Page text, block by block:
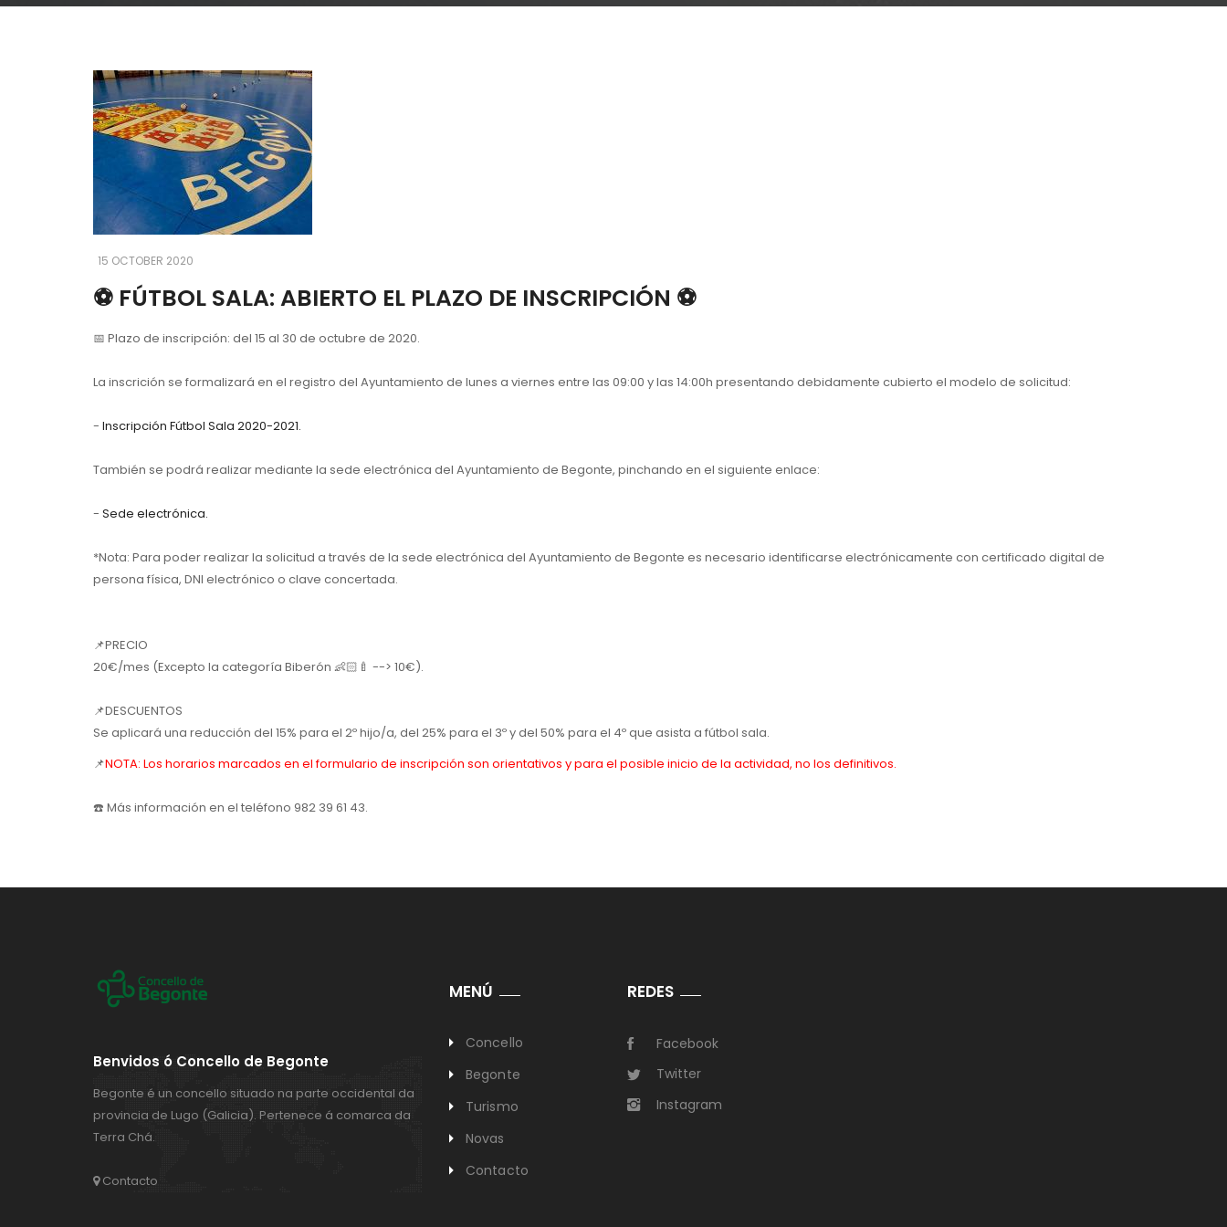
15 OCTOBER 2020
⚽️ FÚTBOL SALA: ABIERTO EL PLAZO DE INSCRIPCIÓN ⚽️
📅 Plazo de inscripción: del 15 al 30 de octubre de 2020.
La inscrición se formalizará en el registro del Ayuntamiento de lunes a viernes entre las 09:00 y las 14:00h presentando debidamente cubierto el modelo de solicitud:
- Inscripción Fútbol Sala 2020-2021.
También se podrá realizar mediante la sede electrónica del Ayuntamiento de Begonte, pinchando en el siguiente enlace:
- Sede electrónica.
*Nota: Para poder realizar la solicitud a través de la sede electrónica del Ayuntamiento de Begonte es necesario identificarse electrónicamente con certificado digital de
persona física, DNI electrónico o clave concertada.
📌PRECIO
20€/mes (Excepto la categoría Biberón 👶🏻🍼 --> 10€).
📌DESCUENTOS
Se aplicará una reducción del 15% para el 2º hijo/a, del 25% para el 3º y del 50% para el 4º que asista a fútbol sala.
📌NOTA: Los horarios marcados en el formulario de inscripción son orientativos y para el posible inicio de la actividad, no los definitivos.
☎️ Más información en el teléfono 982 39 61 43.
Benvidos ó Concello de Begonte
Begonte é un concello situado na parte occidental da
provincia de Lugo (Galicia). Pertenece á comarca da
Terra Chá.
Contacto
MENÚ
Concello
Begonte
Turismo
Novas
Contacto
REDES
Facebook
Twitter
Instagram